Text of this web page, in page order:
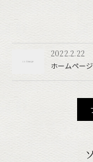
2022.2.22
ホームペー